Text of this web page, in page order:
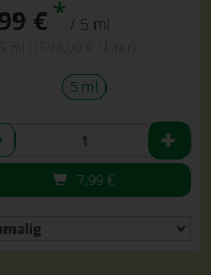
€ * / 5 ml
5 ml
7,99€